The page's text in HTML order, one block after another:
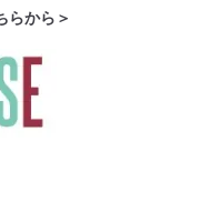
らから＞